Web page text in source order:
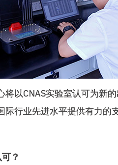
将以CNAS实验室认可为新
际行业先进水平提供有力
？